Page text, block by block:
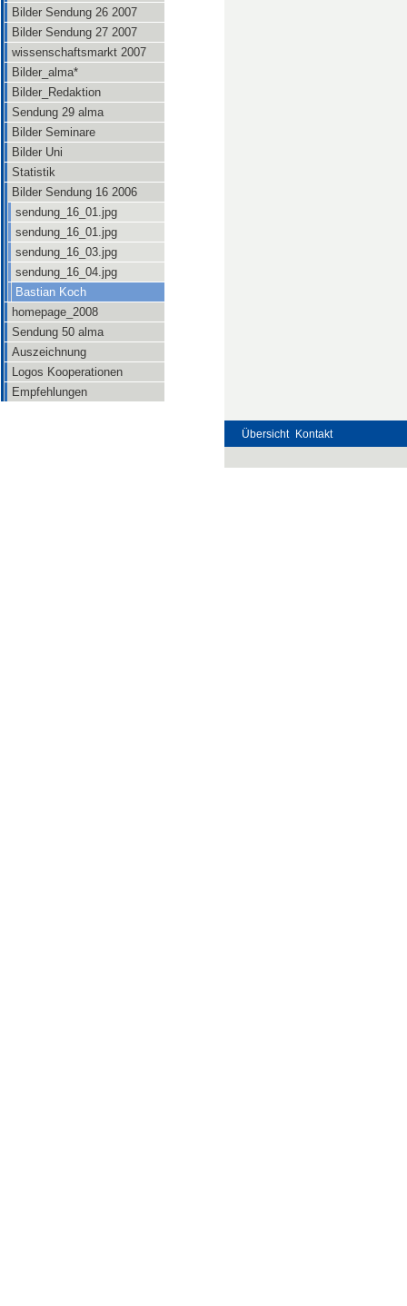
Bilder Sendung 26 2007
Bilder Sendung 27 2007
wissenschaftsmarkt 2007
Bilder_alma*
Bilder_Redaktion
Sendung 29 alma
Bilder Seminare
Bilder Uni
Statistik
Bilder Sendung 16 2006
sendung_16_01.jpg
sendung_16_01.jpg
sendung_16_03.jpg
sendung_16_04.jpg
Bastian Koch
homepage_2008
Sendung 50 alma
Auszeichnung
Logos Kooperationen
Empfehlungen
Übersicht Kontakt